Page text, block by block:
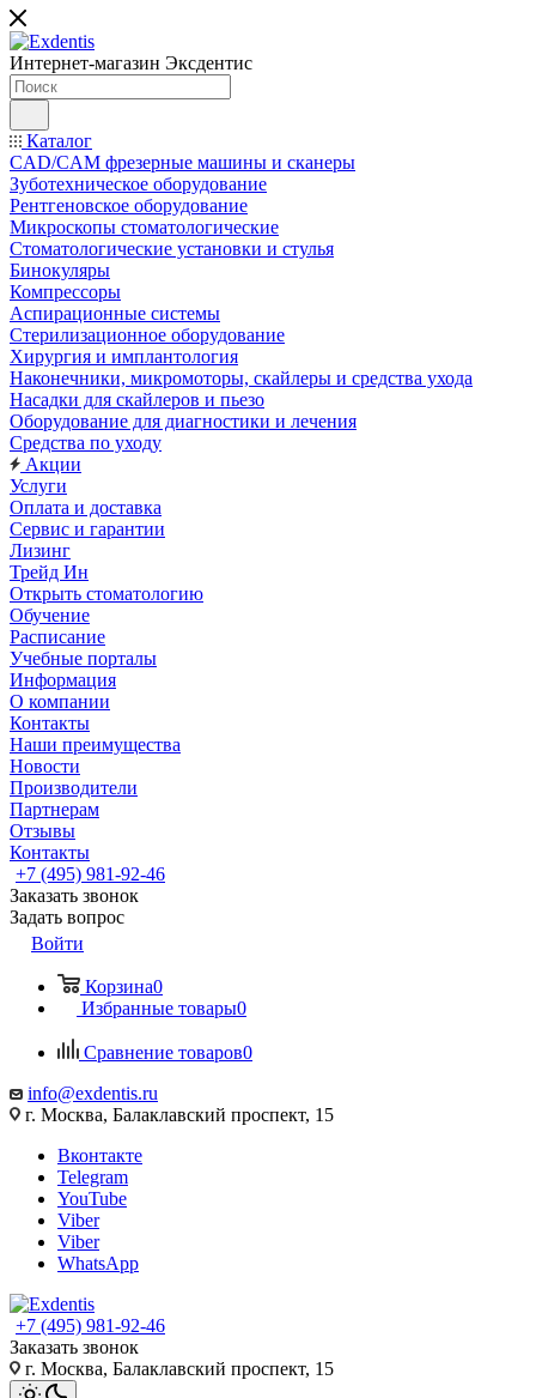
Интернет-магазин Эксдентис
Каталог
CAD/CAM фрезерные машины и сканеры
Зуботехническое оборудование
Рентгеновское оборудование
Микроскопы стоматологические
Стоматологические установки и стулья
Бинокуляры
Компрессоры
Аспирационные системы
Стерилизационное оборудование
Хирургия и имплантология
Наконечники, микромоторы, скайлеры и средства ухода
Насадки для скайлеров и пьезо
Оборудование для диагностики и лечения
Средства по уходу
Акции
Услуги
Оплата и доставка
Сервис и гарантии
Лизинг
Трейд Ин
Открыть стоматологию
Обучение
Расписание
Учебные порталы
Информация
О компании
Контакты
Наши преимущества
Новости
Производители
Партнерам
Отзывы
Контакты
+7 (495) 981-92-46
Заказать звонок
Задать вопрос
Войти
Корзина0
Избранные товары0
Сравнение товаров0
info@exdentis.ru
г. Москва, Балаклавский проспект, 15
Вконтакте
Telegram
YouTube
Viber
Viber
WhatsApp
+7 (495) 981-92-46
Заказать звонок
г. Москва, Балаклавский проспект, 15